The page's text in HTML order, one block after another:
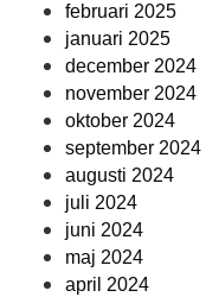
februari 2025
januari 2025
december 2024
november 2024
oktober 2024
september 2024
augusti 2024
juli 2024
juni 2024
maj 2024
april 2024